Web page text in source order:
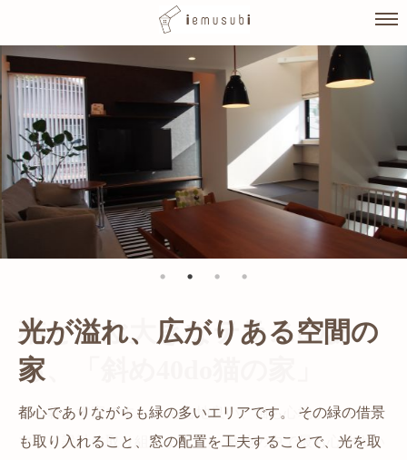
Skip
to
content
猫と暮らす家です。 人も心地良い、猫も心地よいをテー
マに、設計に取り組みました。 敷地の中で最も心地よい
光が溢れ、広がりある空間の
家
都心でありながらも緑の多いエリアです。 その緑の借景
も取り入れること、窓の配置を工夫することで、光を取
自然の中の岩山を切り開いて造った、ワイルドなゲスト
ハウスをイメージした空間が広がる都市型住宅です。
かつての機織り工場が、その趣を残しつつ孫世帯の住居
へと蘇りました。